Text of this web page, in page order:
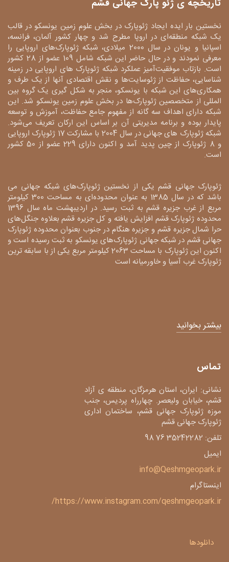
تاریخچه ی ژئو پارک جهانی قشم
نخستین بار ایده ایجاد ژئوپارک در بخش علوم زمین یونسکو در قالب
یک شبکه منطقه‌ای در اروپا مطرح شد و چهار کشور آلمان، فرانسه،
اسپانیا و یونان در سال 2000 میلادی، شبکه ژئوپارک‌های اروپایی را
معرفی نمودند و در حال حاضر این شبکه شامل 109 عضو از 28 کشور
است. بازتاب موفقیت‌آمیز عملکرد شبکه ژئوپارک های اروپایی در زمینه
شناسایی، حفاظت از ژئوسایت‌ها و نقش اقتصادی آنها از یک طرف و
همکاری‌های این شبکه با یونسکو، منجر به شکل گیری یک گروه بین
المللی از متخصصین ژئوپارک‌ها در بخش علوم زمین یونسکو شد. این
شبکه دارای اهداف سه گانه از مفهوم جامع حفاظت، آموزش و توسعه
پایدار بوده و برنامه مدیریتی آن بر اساس این ارکان تعریف می‌شود.
شبکه ژئوپارک های جهانی در سال 2004 با مشارکت 17 ژئوپارک اروپایی
و 8 ژئوپارک از چین پدید آمد و اکنون دارای 229 عضو از 50 کشور
است.
ژئوپارک جهانی قشم یکی از نخستین ژئوپارک‌های شبکه جهانی می
باشد که در سال 1385 به عنوان محدوده‌ای به مساحت 300 کیلومتر
مربع از غرب جزیره قشم به ثبت رسید. در اردیبهشت ماه سال 1396
محدوده ژئوپارک قشم افزایش یافته و کل جزیره قشم بعلاوه جنگل‌های
حرا شمال جزیره قشم و جزیره هنگام در جنوب بعنوان محدوده ژئوپارک
جهانی قشم در شبکه جهانی ژئوپارک‌های یونسکو به ثبت رسیده است و
اکنون این ژئوپارک با مساحت 2063 کیلومتر مربع یکی از با سابقه ترین
ژئوپارک غرب آسیا و خاورمیانه است
بیشتر بخوانید
تماس
نشانی: ایران، استان هرمزگان، منطقه ی آزاد
قشم، خیابان ولیعصر. چهارراه پردیس، جنب
موزه ژئوپارک جهانی قشم، ساختمان اداری
ژئوپارک جهانی قشم
تلفن: 35242282 76 98
ایمیل
info@Qeshmgeopark.ir
اینستاگرام
https://www.instagram.com/qeshmgeopark.ir/
دانلودها